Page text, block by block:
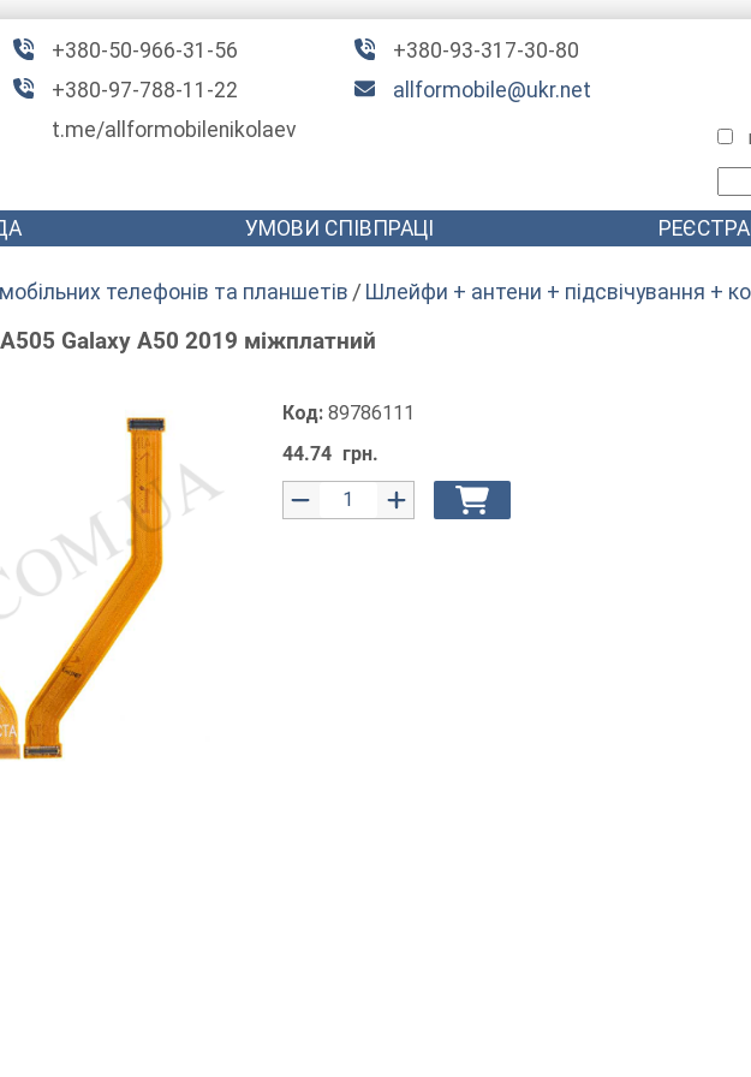
+380-50-966-31-56
+380-93-317-30-80
+380-97-788-11-22
allformobile@ukr.net
t.me/allformobilenikolaev
УМОВИ СПІВПРАЦІ
телефонів та планшетів Шлейфи + антени + підсвічування +
Galaxy A50 2019 міжплатний
Код: 89786111
44.74 грн.